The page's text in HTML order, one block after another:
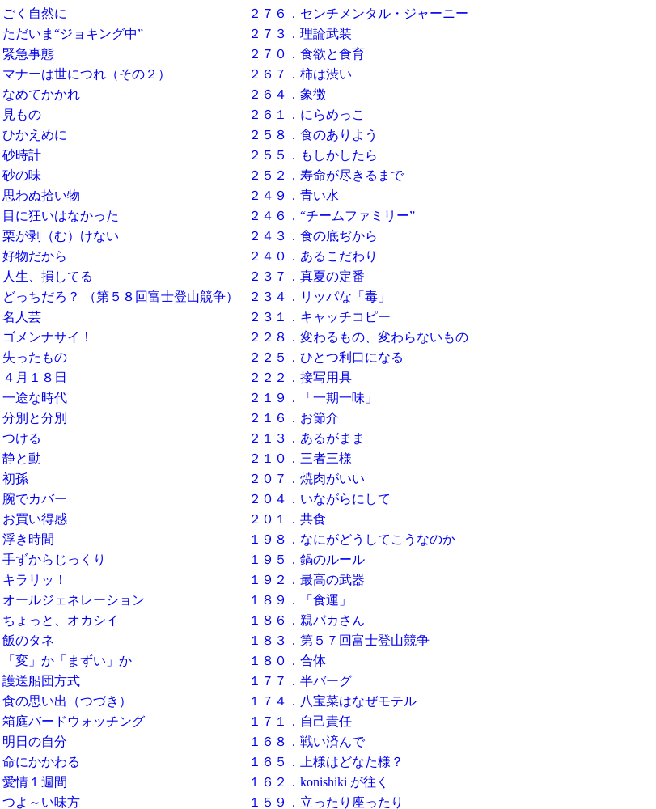
ごく自然に
２７６．センチメンタル・ジャーニー
ただいま“ジョキング中”
２７３．理論武装
緊急事態
２７０．食欲と食育
マナーは世につれ（その２）
２６７．柿は渋い
なめてかかれ
２６４．象徴
見もの
２６１．にらめっこ
ひかえめに
２５８．食のありよう
砂時計
２５５．もしかしたら
砂の味
２５２．寿命が尽きるまで
思わぬ拾い物
２４９．青い水
目に狂いはなかった
２４６．“チームファミリー”
栗が剥（む）けない
２４３．食の底ぢから
好物だから
２４０．あるこだわり
人生、損してる
２３７．真夏の定番
どっちだろ？ （第５８回富士登山競争）
２３４．リッパな「毒」
名人芸
２３１．キャッチコピー
メンナサイ！
２２８．変わるもの、変わらないもの
失ったもの
２２５．ひとつ利口になる
月１８日
２２２．接写用具
一途な時代
２１９．「一期一味」
別と分別
２１６．お節介
つける
２１３．あるがまま
静と動
２１０．三者三様
初孫
２０７．焼肉がいい
腕でカバー
２０４．いながらにして
お買い得感
２０１．共食
浮き時間
１９８．なにがどうしてこうなのか
手ずからじっくり
１９５．鍋のルール
ラリッ！
１９２．最高の武器
オールジェネレーション
１８９．「食運」
ちょっと、オカシイ
１８６．親バカさん
飯のタネ
１８３．第５７回富士登山競争
「変」か「まずい」か
１８０．合体
護送船団方式
１７７．半バーグ
の思い出（つづき）
１７４．八宝菜はなぜモテル
箱庭バードウォッチング
１７１．自己責任
明日の自分
１６８．戦い済んで
命にかかわる
１６５．上様はどなた様？
愛情１週間
１６２．konishiki が往く
つよ～い味方
１５９．立ったり座ったり